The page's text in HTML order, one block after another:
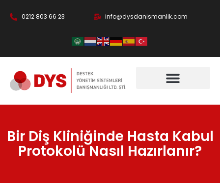
0212 803 66 23 info@dysdanismanlik.com
Bir Diş Kliniğinde Hasta Kabul
Protokolü Nasıl Hazırlanır?